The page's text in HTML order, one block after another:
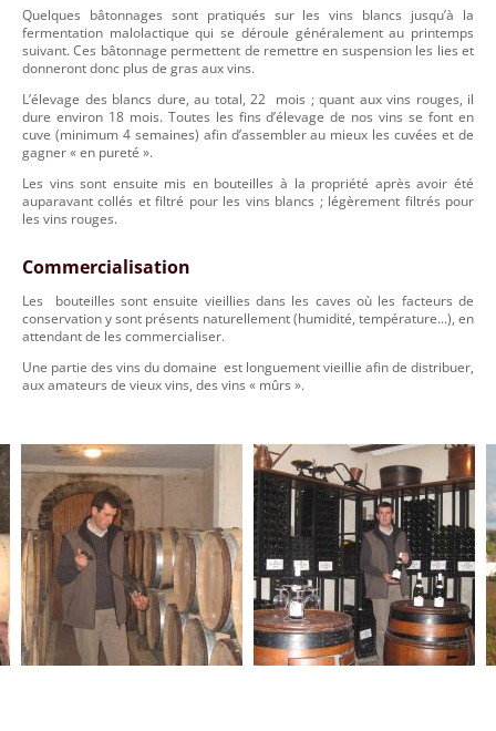
Quelques bâtonnages sont pratiqués sur les vins blancs jusqu’à la
fermentation malolactique qui se déroule généralement au printemps
suivant. Ces bâtonnage permettent de remettre en suspension les lies et
donneront donc plus de gras aux vins.
L’élevage des blancs dure, au total, 22 mois ; quant aux vins rouges, il
dure environ 18 mois. Toutes les fins d’élevage de nos vins se font en
cuve (minimum 4 semaines) afin d’assembler au mieux les cuvées et de
gagner « en pureté ».
Les vins sont ensuite mis en bouteilles à la propriété après avoir été
auparavant collés et filtré pour les vins blancs ; légèrement filtrés pour
les vins rouges.
Commercialisation
Les bouteilles sont ensuite vieillies dans les caves où les facteurs de
conservation y sont présents naturellement (humidité, température...), en
attendant de les commercialiser.
Une partie des vins du domaine est longuement vieillie afin de distribuer,
aux amateurs de vieux vins, des vins « mûrs ».